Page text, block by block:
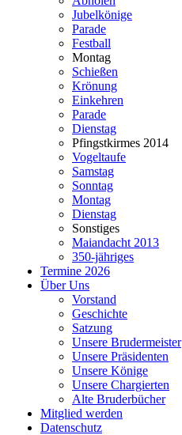
Jubelkönige
Parade
Festball
Montag
Schießen
Krönung
Einkehren
Parade
Dienstag
Pfingstkirmes 2014
Vogeltaufe
Samstag
Sonntag
Montag
Dienstag
Sonstiges
Maiandacht 2013
350-jähriges
Termine 2026
Über Uns
Vorstand
Geschichte
Satzung
Unsere Brudermeister
Unsere Präsidenten
Unsere Könige
Unsere Chargierten
Alte Bruderbücher
Mitglied werden
Datenschutz